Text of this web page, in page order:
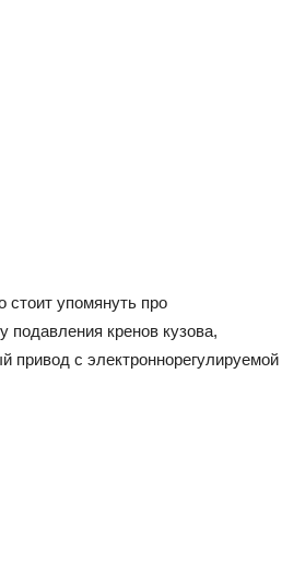
стоит упомянуть про
подавления кренов кузова,
привод с электроннорегулируемой